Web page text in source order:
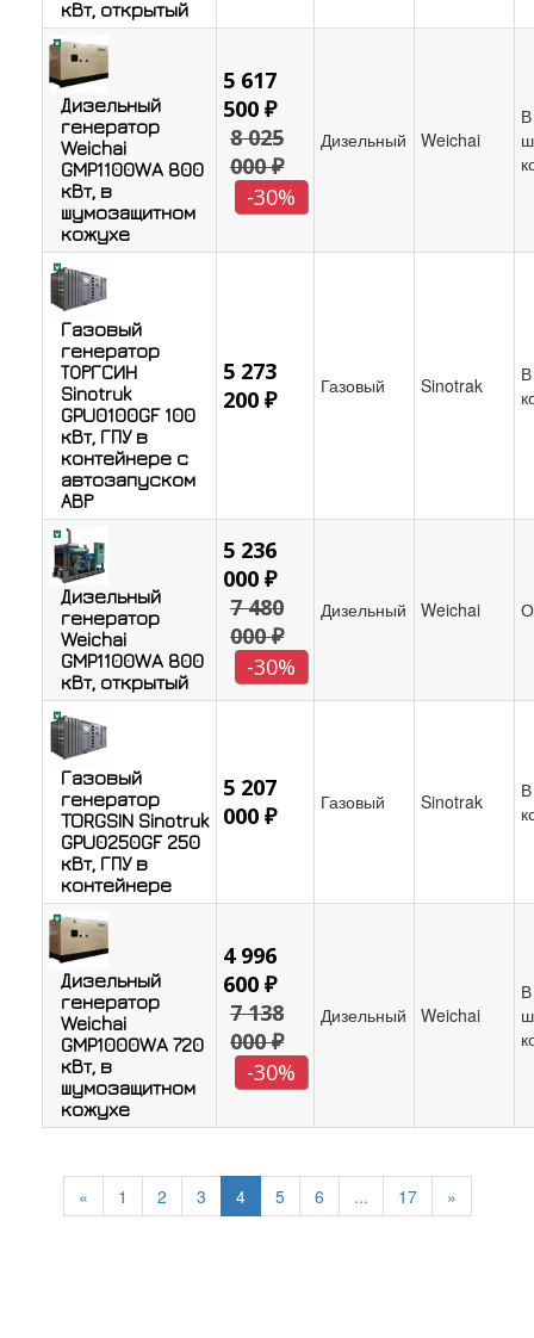
кВт, открытый
Дизельный
генератор
Weichai
GMP1100WA 800
кВт, в
шумозащитном
кожухе
5 617
500 ₽
8 025
000 ₽
-30%
Дизельный Weichai
В
Газовый
генератор
ТОРГСИН
Sinotruk
GPU0100GF 100
кВт, ГПУ в
контейнере с
автозапуском
АВР
5 273
200 ₽
Газовый Sinotrak
Дизельный
генератор
Weichai
GMP1100WA 800
кВт, открытый
5 236
000 ₽
7 480
000 ₽
-30%
Дизельный Weichai
Газовый
генератор
TORGSIN Sinotruk
GPU0250GF 250
кВт, ГПУ в
контейнере
5 207
000 ₽
Газовый Sinotrak
Дизельный
генератор
Weichai
GMP1000WA 720
кВт, в
шумозащитном
кожухе
4 996
600 ₽
7 138
000 ₽
-30%
Дизельный Weichai
В
« 1 2 3 4 5 6 ... 17 »